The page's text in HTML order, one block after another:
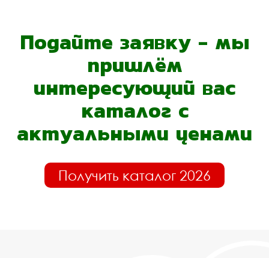
Подайте заявку - мы
пришлём
интересующий вас
каталог с
актуальными ценами
Получить каталог 2026